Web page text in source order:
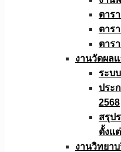
ตาร
ตาร
ตาร
งานวัดผลเ
ระบ
ประ
2568
สรุป
ตั้งแ
งานวิทยา